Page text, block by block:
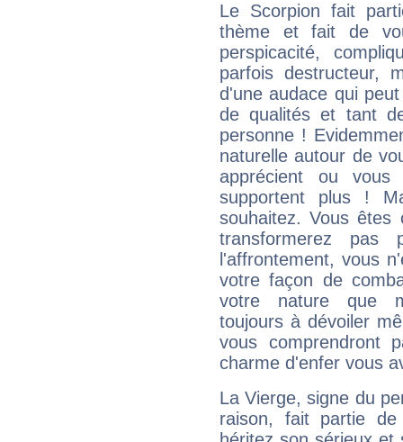
Le Scorpion fait
thème et fait de
perspicacité,
parfois destructeur,
d'une audace qui
de qualités et tant
personne !
naturelle autour de
apprécient ou
supportent plus !
souhaitez. Vous
transformerez
l'affrontement, vous
votre façon de
votre nature que
toujours à dévoiler
vous comprendront
charme d'enfer vous
La Vierge, signe du
raison, fait partie